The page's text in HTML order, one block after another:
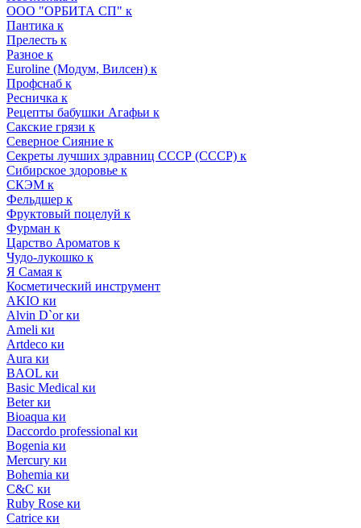
ООО "ОРБИТА СП" к
Пантика к
Прелесть к
Разное к
Euroline (Модум, Вилсен) к
Профснаб к
Ресничка к
Рецепты бабушки Агафьи к
Сакские грязи к
Северное Сияние к
Секреты лучших здравниц СССР (СССР) к
Сибирское здоровье к
СКЭМ к
Фельдшер к
Фруктовый поцелуй к
Фурман к
Царство Ароматов к
Чудо-лукошко к
Я Самая к
Косметический инструмент
AKIO ки
Alvin D`or ки
Ameli ки
Artdeco ки
Aura ки
BAOL ки
Basic Medical ки
Beter ки
Bioaqua ки
Daccordo professional ки
Bogenia ки
Mercury ки
Bohemia ки
C&C ки
Ruby Rose ки
Catrice ки